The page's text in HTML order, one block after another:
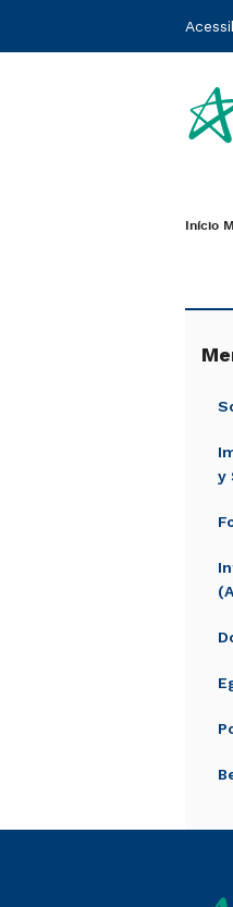
Início
y